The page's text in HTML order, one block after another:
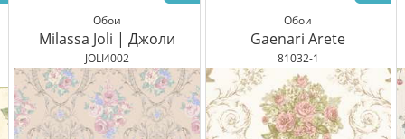
Обои
Milassa Joli | Джоли
JOLI4002
Обои
Gaenari Arete
81032-1